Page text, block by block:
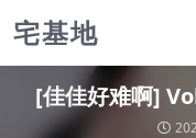
宅基地
[佳佳好难啊]